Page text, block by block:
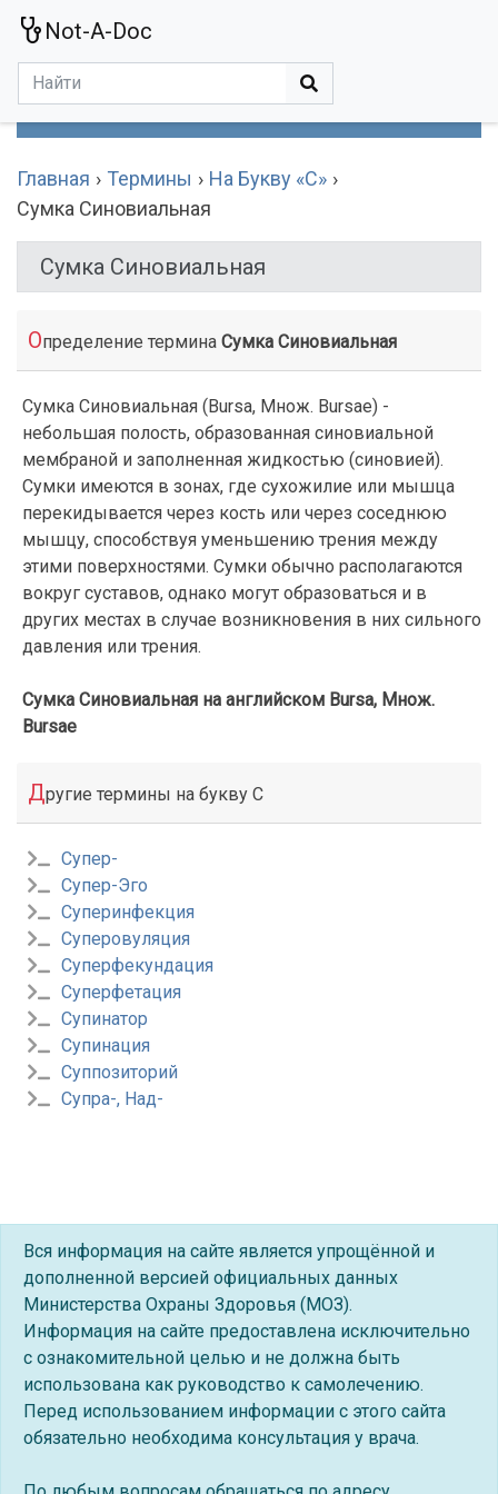
Not-A-Doc
Главная Термины
На Букву «С»
Сумка Синовиальная
Сумка Синовиальная
Определение термина Сумка Синовиальная
Сумка Синовиальная (Bursa, Множ. Bursae) -
небольшая полость, образованная синовиальной
мембраной и заполненная жидкостью (синовией).
Сумки имеются в зонах, где сухожилие или мышца
перекидывается через кость или через соседнюю
мышцу, способствуя уменьшению трения между
этими поверхностями. Сумки обычно располагаются
вокруг суставов, однако могут образоваться и в
других местах в случае возникновения в них сильного
давления или трения.
Сумка Синовиальная на английском Bursa, Множ.
Bursae
Другие термины на букву С
Супер-
Супер-Эго
Суперинфекция
Суперовуляция
Суперфекундация
Суперфетация
Супинатор
Супинация
Суппозиторий
Супра-, Над-
Вся информация на сайте является упрощённой и
дополненной версией официальных данных
Министерства Охраны Здоровья (МОЗ).
Информация на сайте предоставлена исключительно
с ознакомительной целью и не должна быть
использована как руководство к самолечению.
Перед использованием информации с этого сайта
обязательно необходима консультация у врача.